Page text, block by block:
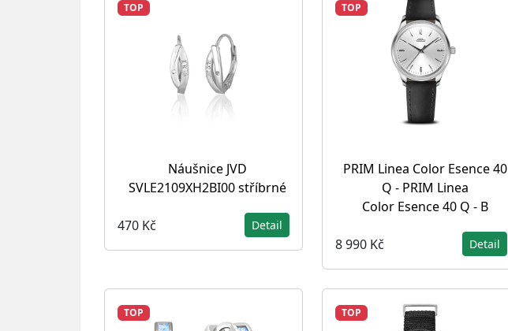
TOP
Náušnice JVD
SVLE2109XH2BI00 stříbrné
470 Kč Detail
TOP
PRIM Linea Color Esence 40
Q - PRIM Linea
Color Esence 40 Q - B
8 990 Kč Detail
TOP TOP